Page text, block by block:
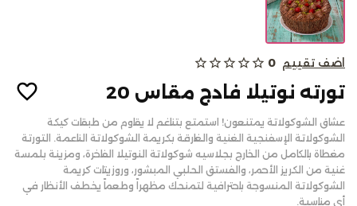
من نحن
الاسئلة الشائعة
أتصل بنا
سياسة الألغاء أو والاسترجاع
تسجيل الدخول
اضف تقييم 0
star_outline
star_outline
star_outline
star_outline
star_outline
تورته نوتيلا فادج مقاس 20
عشاق الشوكولاتة يمتنعون! استمتع بتناغم لا يقاوم من طبقات كيكة
الشوكولاتة الإسفنجية الغنية والغارقة بكريمة الشوكولاتة الناعمة. التورتة
مغطاة بالكامل من الخارج بجلاسيه شوكولاتة النوتيلا الفاخرة، ومزينة بلمسة
غنية من الكريز الأحمر، والفستق الحلبي المبشور، وروزيتات كريمة
الشوكولاتة المنسوجة باحترافية لتمنحك مظهراً وطعماً يخطف الأنظار في
أي مناسبة.